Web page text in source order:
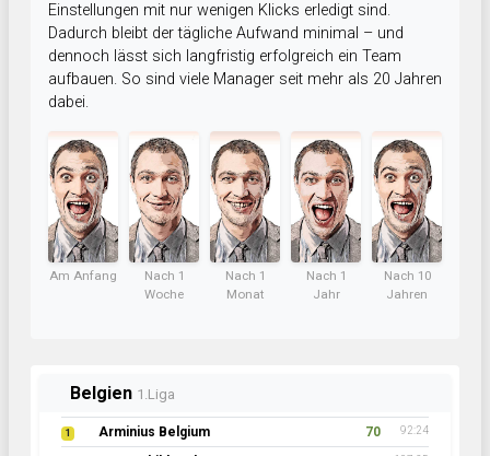
Einstellungen mit nur wenigen Klicks erledigt sind.
Dadurch bleibt der tägliche Aufwand minimal – und
dennoch lässt sich langfristig erfolgreich ein Team
aufbauen. So sind viele Manager seit mehr als 20 Jahren
dabei.
Am Anfang
Nach 1
Woche
Nach 1
Monat
Nach 1
Jahr
Nach 10
Jahren
Belgien 1.Liga
1 Arminius Belgium 70 92:24